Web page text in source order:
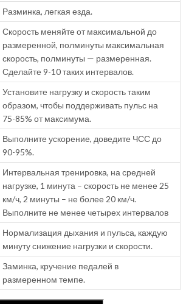
Разминка, легкая езда.
Скорость меняйте от максимальной до
размеренной, полминуты максимальная
скорость, полминуты — размеренная.
Сделайте 9-10 таких интервалов.
Установите нагрузку и скорость таким
образом, чтобы поддерживать пульс на
75-85% от максимума.
Выполните ускорение, доведите ЧСС до
90-95%.
Интервальная тренировка, на средней
нагрузке, 1 минута – скорость не менее 25
км/ч, 2 минуты – не более 20 км/ч.
Выполните не менее четырех интервалов
Нормализация дыхания и пульса, каждую
минуту снижение нагрузки и скорости.
Заминка, кручение педалей в
размеренном темпе.